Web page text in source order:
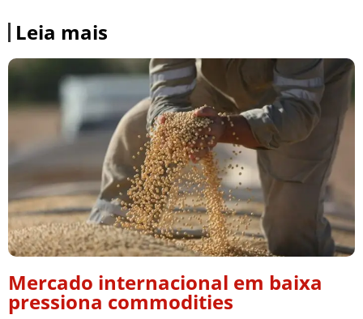
Leia mais
Mercado internacional em baixa
pressiona commodities